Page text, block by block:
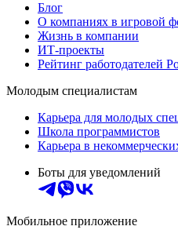
Блог
О компаниях в игровой
Жизнь в компании
ИТ-проекты
Рейтинг работодателей
Молодым специалистам
Карьера для молодых
Школа программистов
Карьера в
Боты для уведомлений
Мобильное приложение